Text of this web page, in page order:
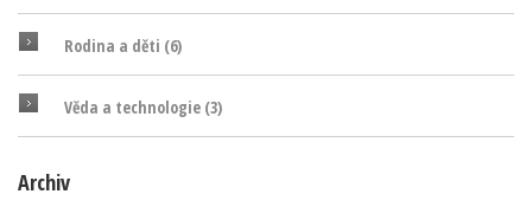
Rodina a děti (6)
Věda a technologie (3)
Archiv